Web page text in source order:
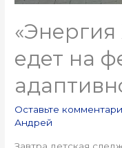
едет на
Оставьте
Андрей